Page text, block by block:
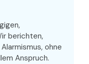
berichten,
ohne
Anspruch.